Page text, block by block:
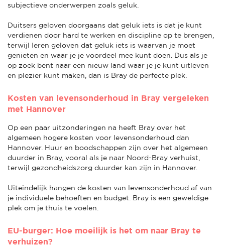
subjectieve onderwerpen zoals geluk.
Duitsers geloven doorgaans dat geluk iets is dat je kunt
verdienen door hard te werken en discipline op te brengen,
terwijl Ieren geloven dat geluk iets is waarvan je moet
genieten en waar je je voordeel mee kunt doen. Dus als je
op zoek bent naar een nieuw land waar je je kunt uitleven
en plezier kunt maken, dan is Bray de perfecte plek.
Kosten van levensonderhoud in Bray vergeleken
met Hannover
Op een paar uitzonderingen na heeft Bray over het
algemeen hogere kosten voor levensonderhoud dan
Hannover. Huur en boodschappen zijn over het algemeen
duurder in Bray, vooral als je naar Noord-Bray verhuist,
terwijl gezondheidszorg duurder kan zijn in Hannover.
Uiteindelijk hangen de kosten van levensonderhoud af van
je individuele behoeften en budget. Bray is een geweldige
plek om je thuis te voelen.
EU-burger: Hoe moeilijk is het om naar Bray te
verhuizen?